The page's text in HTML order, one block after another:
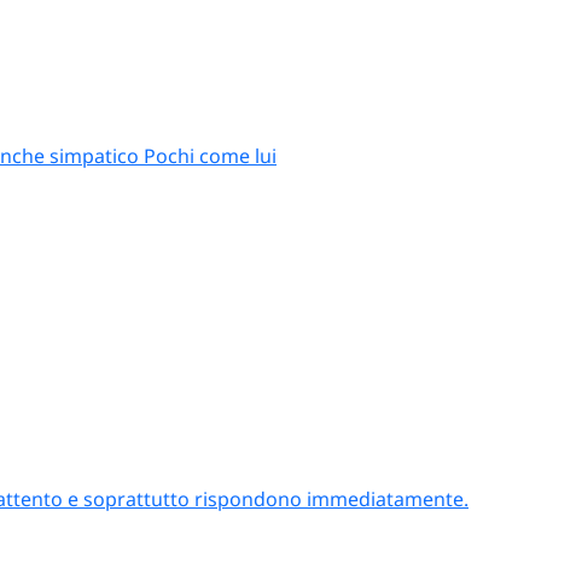
simpatico Pochi come lui
e soprattutto rispondono immediatamente.